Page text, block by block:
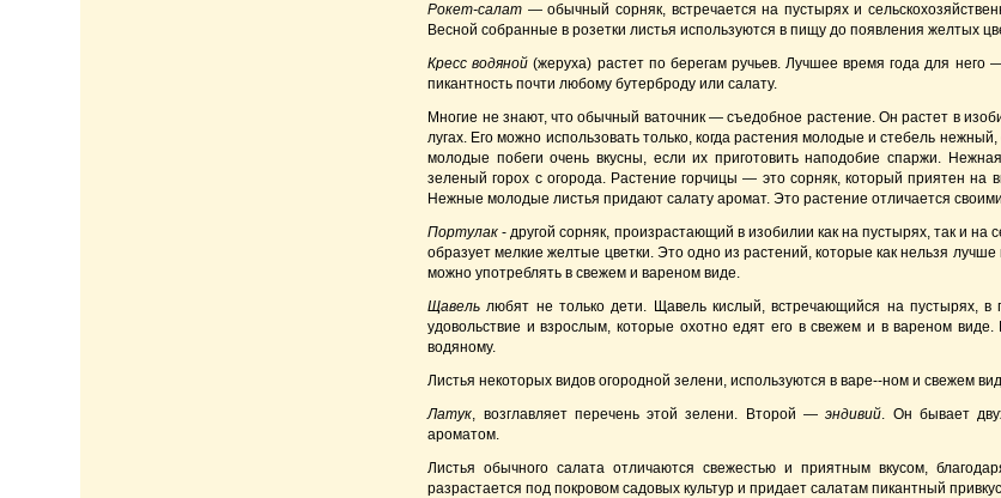
Рокет-салат — обычный сорняк, встречается на пустырях и
Весной собранные в розетки листья используются в пищу до появления желтых
Кресс водяной (жеруха) растет по берегам ручьев. Лучшее время года для
пикантность почти любому бутерброду или салату.
Многие не знают, что обычный ваточник — съедобное растение. Он растет в
лугах. Его можно использовать только, когда растения молодые и стебель
молодые побеги очень вкусны, если их приготовить наподобие спаржи.
зеленый горох с огорода. Растение горчицы — это сорняк, который приятен на
Нежные молодые листья придают салату аромат. Это растение отличается
Портулак - другой сорняк, произрастающий в изобилии как на пустырях, так и на
образует мелкие желтые цветки. Это одно из растений, которые как нельзя лучше
можно употреблять в свежем и вареном виде.
Щавель любят не только дети. Щавель кислый, встречающийся на пустырях, в
удовольствие и взрослым, которые охотно едят его в свежем и в вареном
водяному.
Листья некоторых видов огородной зелени, используются в варе--ном и свежем
Латук, возглавляет перечень этой зелени. Второй —эндивий. Он бывает
ароматом.
Листья обычного салата отличаются свежестью и приятным вкусом,
разрастается под покровом садовых культур и придает салатам пикантный